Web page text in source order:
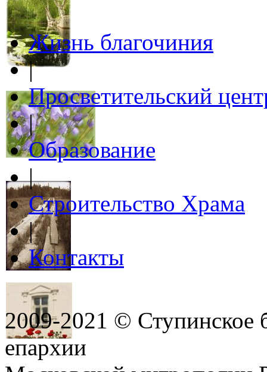
Жизнь благочиния
|
Просветительский
|
Образование
|
Строительство Храма
|
Контакты
2009-2021 © Ступинское
епархии